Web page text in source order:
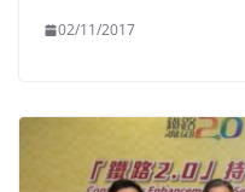
02/11/2017